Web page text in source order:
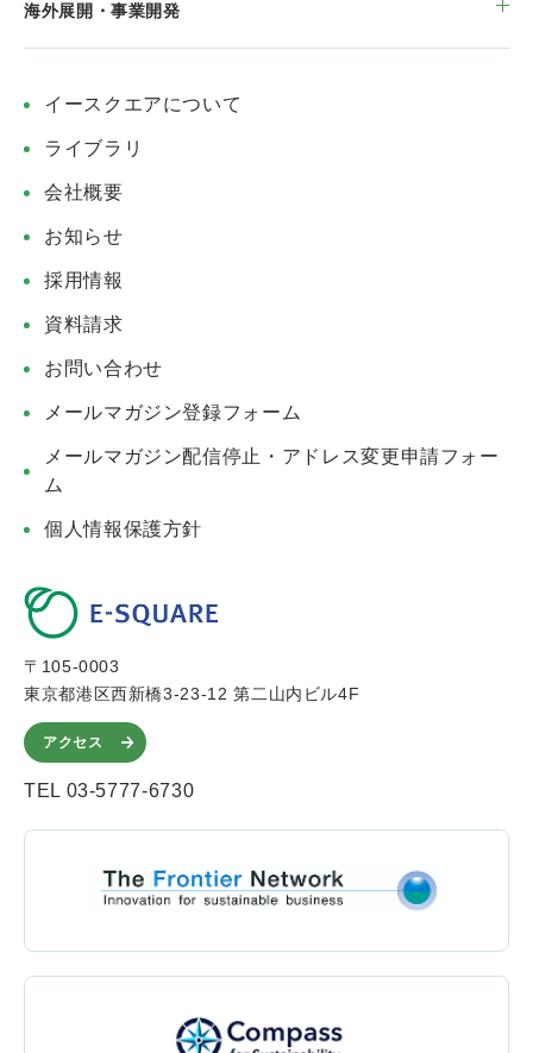
海外展開・事業開発
イースクエアについて
ライブラリ
会社概要
お知らせ
採用情報
資料請求
お問い合わせ
メールマガジン登録フォーム
メールマガジン配信停止・アドレス変更申請フォー
ム
個人情報保護方針
〒105-0003
東京都港区西新橋3-23-12 第二山内ビル4F
アクセス
TEL 03-5777-6730